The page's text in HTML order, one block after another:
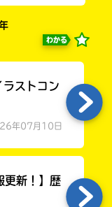
わかる
ストコン
年07月10日
新！】歴